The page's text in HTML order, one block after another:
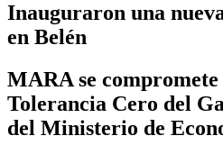
Inauguraron una
en Belén
MARA se
Tolerancia Cero del
del Ministerio de